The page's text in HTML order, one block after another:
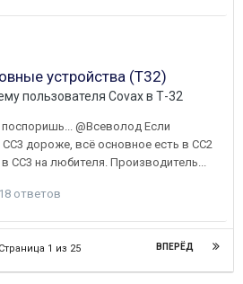
устройства (Т32)
пользователя Covaxв Т-32
@Всеволод Если
СС3 дороже, всё основное есть в CC2
СС3 на любителя. Производитель...
ответов
ВПЕРЁД
Страница 1 из 25